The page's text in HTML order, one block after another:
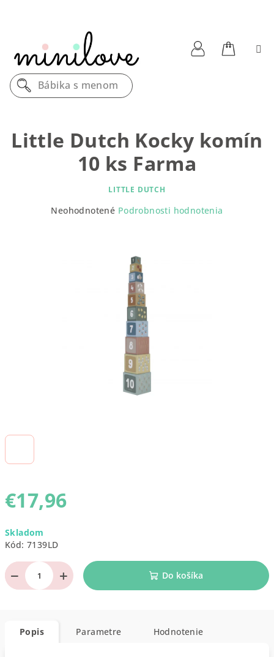
Bábika s menom
€17,96
cena:
Skladom
Kód: 7139LD
+
− Do košíka
Little Dutch Kocky komín
10 ks Farma
LITTLE DUTCH
Neohodnotené Podrobnosti hodnotenia
Popis Parametre Hodnotenie